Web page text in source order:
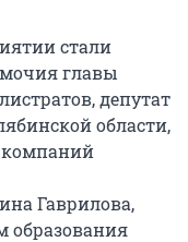
стали
главы
депутат
области,
компаний
Гаврилова,
образования